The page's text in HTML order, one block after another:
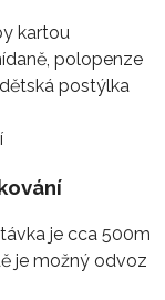
kartou
polopenze
postýlka
je cca 500m
je možný odvoz